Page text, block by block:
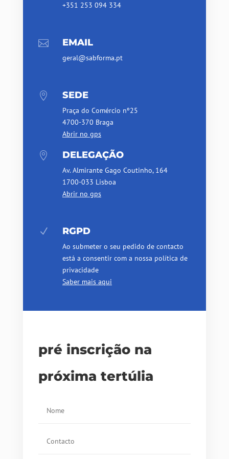
+351 253 094 334
 EMAIL
geral@sabforma.pt
 SEDE
Praça do Comércio nº25
4700-370 Braga
Abrir no gps
 DELEGAÇÃO
Av. Almirante Gago Coutinho, 164
1700-033 Lisboa
Abrir no gps
N RGPD
Ao submeter o seu pedido de contacto
está a consentir com a nossa política de
privacidade
Saber mais aqui
pré inscrição na
próxima tertúlia